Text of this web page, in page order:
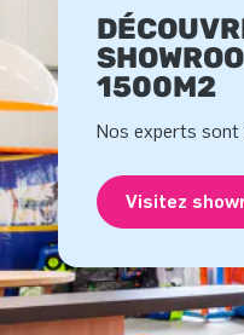
1500M2
Nos experts
Visitez